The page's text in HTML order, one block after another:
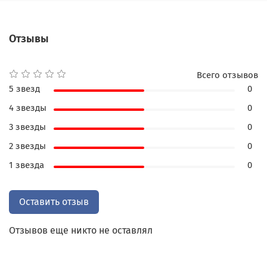
Реальность переплетается с философией Ницше
Мудрое, но не всеми принятое, это произведение
Воланту не дано право изменять реальность,
подразумевая, что люди делают это сами.
особенного: мудрого философа по жизни,
уверенного в собственной значимости, ценителя
Особенности книги:
Отзывы
Отзывов еще никто не оставлял
Всего отзывов
5 звезд
0
4 звезды
0
3 звезды
0
2 звезды
0
1 звезда
0
Оставить отзыв